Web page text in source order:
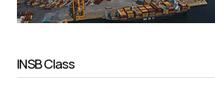
INSB Class